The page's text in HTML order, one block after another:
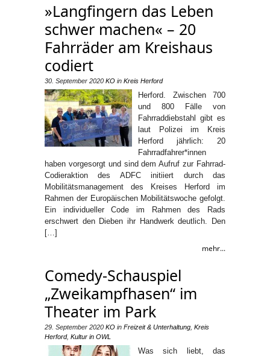
»Langfingern das Leben
schwer machen« – 20
Fahrräder am Kreishaus
codiert
30. September 2020 KO in Kreis Herford
Herford. Zwischen 700
und 800 Fälle von
Fahrraddiebstahl gibt es
laut Polizei im Kreis
Herford jährlich: 20
Fahrradfahrer*innen
haben vorgesorgt und sind dem Aufruf zur Fahrrad-
Codieraktion des ADFC initiiert durch das
Mobilitätsmanagement des Kreises Herford im
Rahmen der Europäischen Mobilitätswoche gefolgt.
Ein individueller Code im Rahmen des Rads
erschwert den Dieben ihr Handwerk deutlich. Den
[…]
mehr...
Comedy-Schauspiel
„Zweikampfhasen“ im
Theater im Park
29. September 2020 KO in Freizeit & Unterhaltung Kreis
Herford, Kultur in OWL
Was sich liebt, das